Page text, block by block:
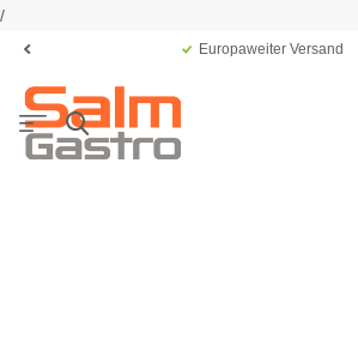
/
Europaweiter Versand